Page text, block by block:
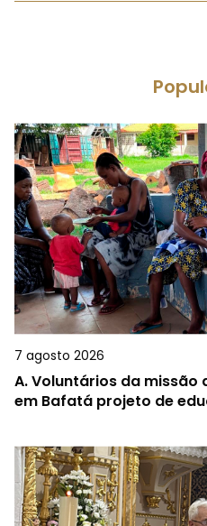
7 agosto 2026
A.Voluntários da missão
em Bafatá projeto de